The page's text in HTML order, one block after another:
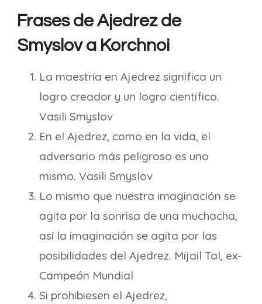
Frases de Ajedrez de
Smyslov a Korchnoi
La maestría en Ajedrez significa un
logro creador y un logro científico.
Vasili Smyslov
En el Ajedrez, como en la vida, el
adversario más peligroso es uno
mismo. Vasili Smyslov
Lo mismo que nuestra imaginación se
agita por la sonrisa de una muchacha,
así la imaginación se agita por las
posibilidades del Ajedrez. Mijail Tal, ex-
Campeón Mundial
Si prohibiesen el Ajedrez,